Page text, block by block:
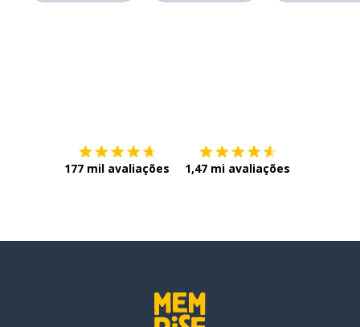
177 mil avaliações 1,47 mi avaliações